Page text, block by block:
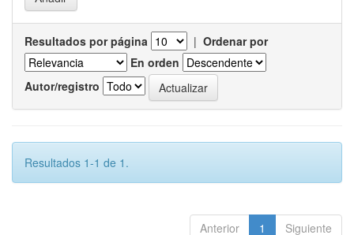
Resultados por página | Ordenar por
En orden
Autor/registro
Resultados 1-1 de 1.
Anterior 1 Siguiente